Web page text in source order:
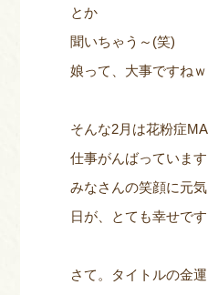
とか
聞いちゃう～(笑)
娘って、大事ですねｗ
そんな2月は花粉症
仕事がんばっています
みなさんの笑顔に元
日が、とても幸せで
さて。タイトルの金